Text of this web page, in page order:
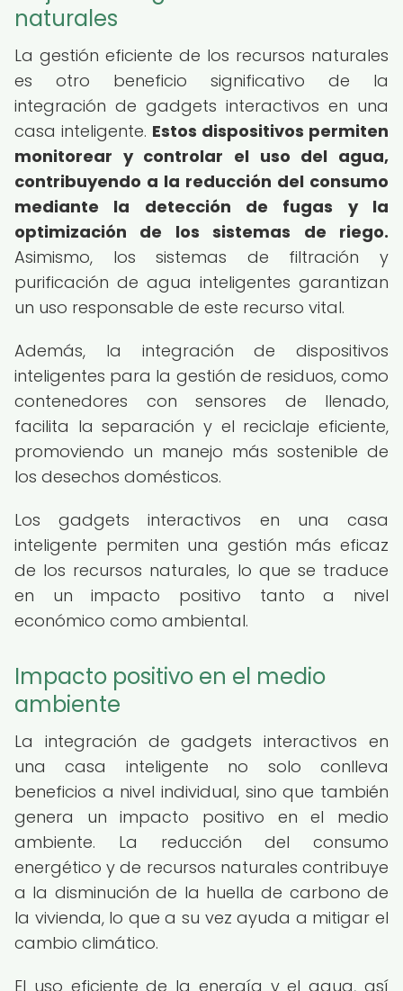
naturales
La gestión eficiente de los recursos naturales
es otro beneficio significativo de la
integración de gadgets interactivos en una
casa inteligente. Estos dispositivos permiten
monitorear y controlar el uso del agua,
contribuyendo a la reducción del consumo
mediante la detección de fugas y la
optimización de los sistemas de riego.
Asimismo, los sistemas de filtración y
purificación de agua inteligentes garantizan
un uso responsable de este recurso vital.
Además, la integración de dispositivos
inteligentes para la gestión de residuos, como
contenedores con sensores de llenado,
facilita la separación y el reciclaje eficiente,
promoviendo un manejo más sostenible de
los desechos domésticos.
Los gadgets interactivos en una casa
inteligente permiten una gestión más eficaz
de los recursos naturales, lo que se traduce
en un impacto positivo tanto a nivel
económico como ambiental.
Impacto positivo en el medio
ambiente
La integración de gadgets interactivos en
una casa inteligente no solo conlleva
beneficios a nivel individual, sino que también
genera un impacto positivo en el medio
ambiente. La reducción del consumo
energético y de recursos naturales contribuye
a la disminución de la huella de carbono de
la vivienda, lo que a su vez ayuda a mitigar el
cambio climático.
El uso eficiente de la energía y el agua, así